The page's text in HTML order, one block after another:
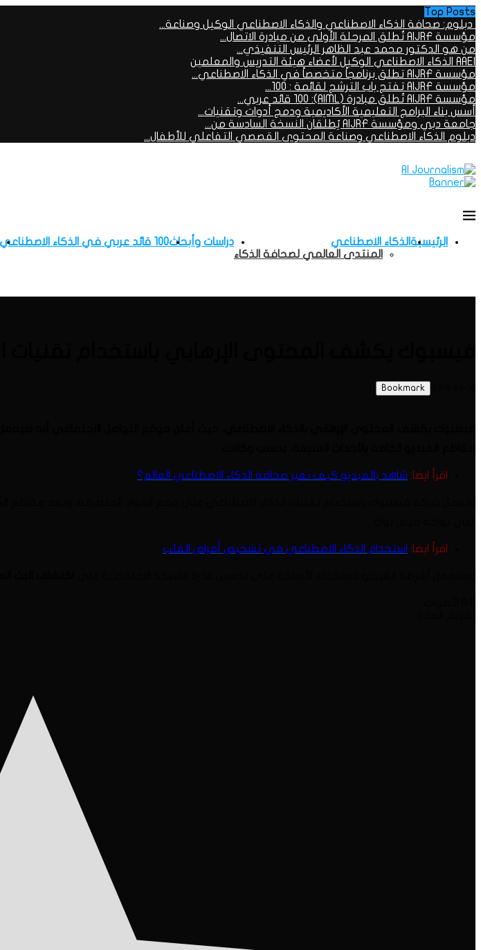
Top Posts
دبلوم: صحافة الذكاء الاصطناعي والذكاء الاصطناعي الوكيل وصناعة...
مؤسسة AIJRF تُطلق المرحلة الأولى من مبادرة الاتصال...
من هو الدكتور محمد عبد الظاهر الرئيس التنفيذي...
AAEI الذكاء الاصطناعي الوكيل لأعضاء هيئة التدريس والمعلمين
مؤسسة AIJRF تطلق برنامجاً متخصصاً في الذكاء الاصطناعي...
مؤسسة AIJRF تفتح باب الترشح لقائمة : 100...
مؤسسة AIJRF تُطلق مبادرة (AIML): 100 قائد عربي...
أسس بناء البرامج التعليمية الأكاديمية ودمج أدوات وتقنيات...
جامعة دبي ومؤسسة AIJRF يُطلقان النسخة السادسة من...
دبلوم الذكاء الاصطناعي وصناعة المحتوى القصصي التفاعلي للأطفال...
الرئيسيةالذكاء الاصطناعي
المنتدى العالمي لصحافة الذكاء
دراسات وأبحاث100 قائد عربي في الذكاء الاصطناعي
Bookmark
اقرأ ايضا: شاهد بالفيديو كيف تغير صحافة الذكاء الاصطناعي العالم؟
اقرأ ايضا: استخدام الذكاء الاصطناعي في تشخيص أمراض القلب